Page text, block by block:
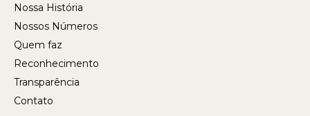
Nossa História
Nossos Números
Quem faz
Reconhecimento
Transparência
Contato